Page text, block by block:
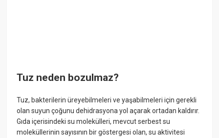
Tuz neden bozulmaz?
Tuz, bakterilerin üreyebilmeleri ve yaşabilmeleri için gerekli
olan suyun çoğunu dehidrasyona yol açarak ortadan kaldırır.
Gıda içerisindeki su molekülleri, mevcut serbest su
moleküllerinin sayısının bir göstergesi olan, su aktivitesi